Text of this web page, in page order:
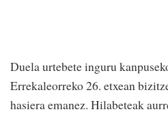
Duela urtebete inguru
Errekaleorreko 26. etxean
hasiera emanez. Hilabeteak